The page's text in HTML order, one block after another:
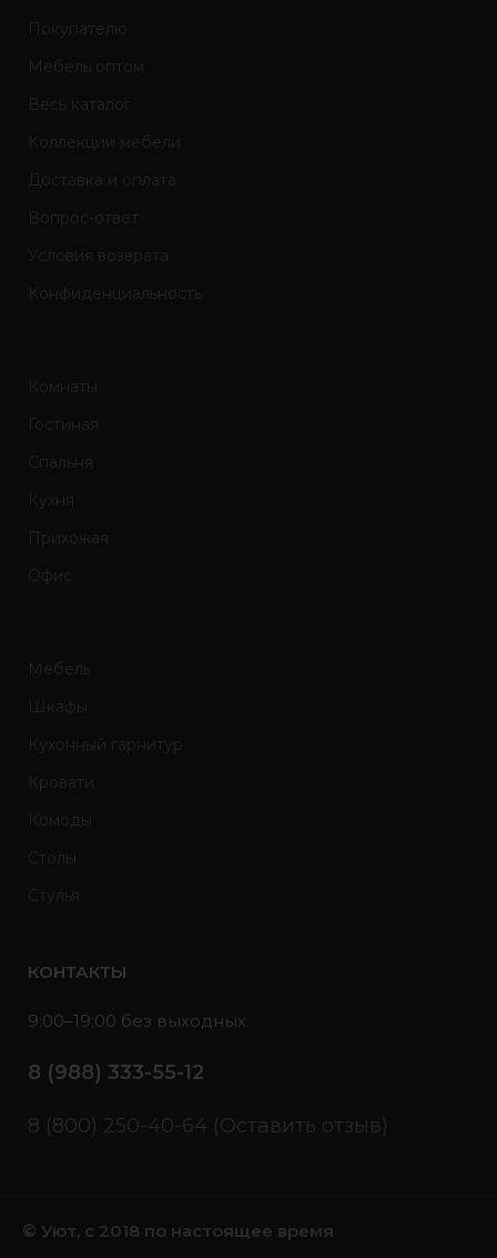
Покупателю
Мебель оптом
Весь каталог
Коллекции мебели
Доставка и оплата
Вопрос-ответ
Условия возврата
Конфиденциальность
Комнаты
Гостиная
Спальня
Кухня
Прихожая
Офис
Мебель
Шкафы
Кухонный гарнитур
Кровати
Комоды
Столы
Стулья
КОНТАКТЫ
9:00–19:00 без выходных.
8 (988) 333-55-12
8 (800) 250-40-64 (Оставить отзыв)
© Уют, с 2018 по настоящее время